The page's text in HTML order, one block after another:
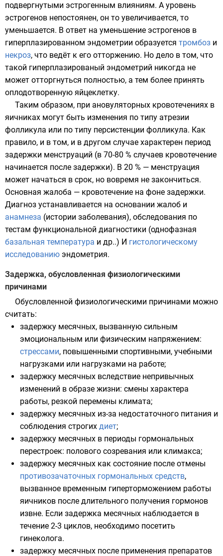
подвергнутыми эстрогенным влияниям. А уровень
эстрогенов непостоянен, он то увеличивается, то
уменьшается. В ответ на уменьшение эстрогенов в
гиперплазированном эндометрии образуется тромбоз и
некроз, что ведёт к его отторжению. Но дело в том, что
такой гиперплазированый эндометрий никогда не
может отторгнуться полностью, а тем более принять
оплодотворенную яйцеклетку.
Таким образом, при ановуляторных кровотечениях в
яичниках могут быть изменения по типу атрезии
фолликула или по типу персистенции фолликула. Как
правило, и в том, и в другом случае характерен период
задержки менструаций (в 70-80 % случаев кровотечение
начинается после задержки). В 20 % — менструация
может начаться в срок, но вовремя не закончиться.
Основная жалоба — кровотечение на фоне задержки.
Диагноз устанавливается на основании жалоб и
анамнеза (истории заболевания), обследования по
тестам функциональной диагностики (однофазная
базальная температура и др..) И гистологическому
исследованию эндометрия.
Задержка, обусловленная физиологическими
причинами
Обусловленной физиологическими причинами можно
считать:
задержку месячных, вызванную сильным
эмоциональным или физическим напряжением:
стрессами, повышенными спортивными, учебными
нагрузками или нагрузками на работе;
задержку месячных вследствие непривычных
изменений в образе жизни: смены характера
работы, резкой перемены климата;
задержку месячных из-за недостаточного питания и
соблюдения строгих диет;
задержку месячных в периоды гормональных
перестроек: полового созревания или климакса;
задержку месячных как состояние после отмены
противозачаточных гормональных средств,
вызванное временным гиперторможением работы
яичников после длительного получения гормонов
извне. Если задержка месячных наблюдается в
течение 2-3 циклов, необходимо посетить
гинеколога.
задержку месячных после применения препаратов